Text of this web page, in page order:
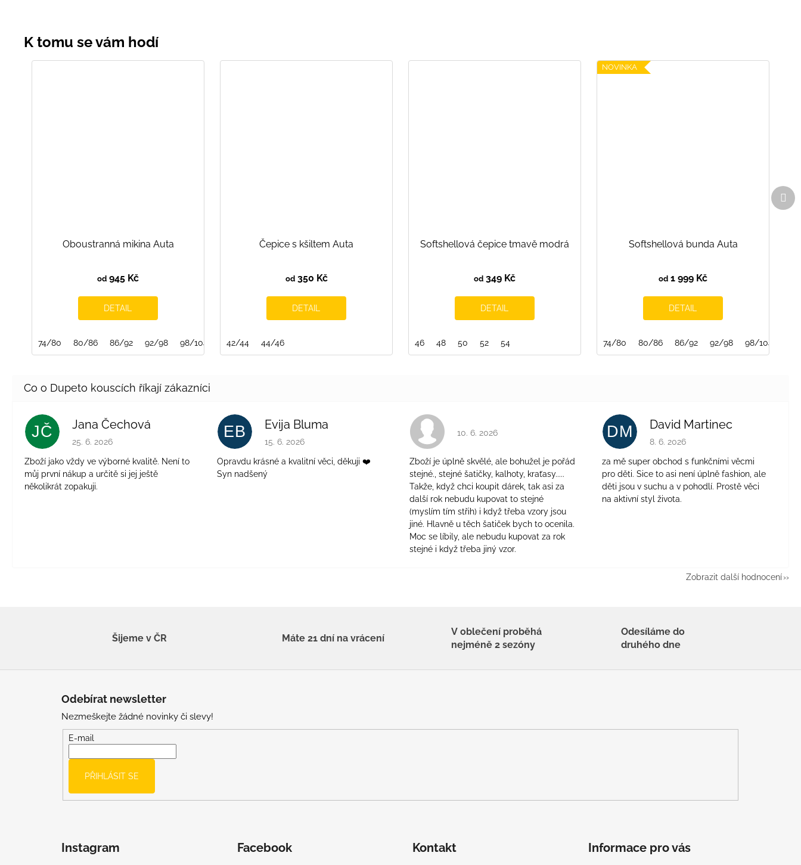
Oboustranná mikina Auta
od 945 Kč
DETAIL
74/80 80/86 86/92 92/98 98/104 104/110 110/116
Čepice s kšiltem Auta
od350 Kč
DETAIL
42/44 44/46
Softshellová čepice tmavě modrá
od 349 Kč
DETAIL
46 48 50 52 54
NOVINKA
Softshellová bunda Auta
od 1 999 Kč
DETAIL
74/80 80/86 86/92 92/98 98/104
JČ Jana Čechová
Hodnocení obchodu je 5 z 5 hvězdiček.
25. 6. 2026
Zboží jako vždy ve výborné kvalitě. Není to
můj první nákup a určitě si jej ještě
několikrát zopakuji.
EB Evija Bluma
Hodnocení obchodu je 5 z 5 hvězdiček.
15. 6. 2026
Opravdu krásné a kvalitní věci, děkuji ❤️
Syn nadšený
Hodnocení obchodu je 4 z 5 hvězdiček.
10. 6. 2026
Zboží je úplně skvělé, ale bohužel je pořád
stejné., stejné šatičky, kalhoty, kraťasy.....
Takže, když chci koupit dárek, tak asi za
další rok nebudu kupovat to stejné
(myslím tím střih) i když třeba vzory jsou
jiné. Hlavně u těch šatiček bych to ocenila.
Moc se líbily, ale nebudu kupovat za rok
stejné i když třeba jiný vzor.
DM David Martinec
Hodnocení obchodu je 5 z 5 hvězdiček.
8. 6. 2026
za mě super obchod s funkčními věcmi
pro děti. Sice to asi není úplně fashion, ale
děti jsou v suchu a v pohodlí. Prostě věci
na aktivní styl života.
Zobrazit další hodnocení
Šijeme v ČR Máte 21 dní na vrácení
V oblečení proběhá
nejméně 2 sezóny
Odesíláme do
druhého dne
Odebírat newsletter
Nezmeškejte žádné novinky či slevy!
E-mail
PŘIHLÁSIT SE
Instagram Facebook Kontakt Informace pro vás